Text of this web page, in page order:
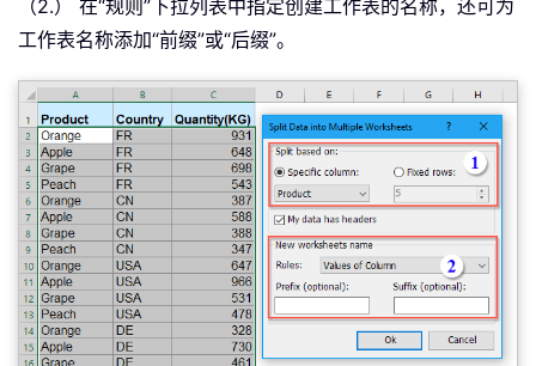
（2.） 在“规则”下拉列表中指定创建工作表的名称，还可为
工作表名称添加“前缀”或“后缀”。